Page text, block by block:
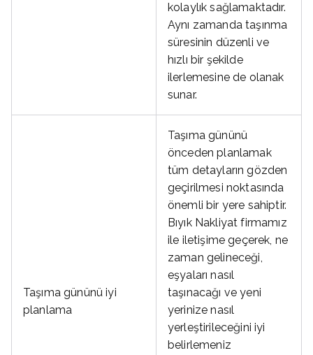
kolaylık sağlamaktadır.
Aynı zamanda taşınma
süresinin düzenli ve
hızlı bir şekilde
ilerlemesine de olanak
sunar.
Taşıma gününü iyi
planlama
Taşıma gününü
önceden planlamak
tüm detayların gözden
geçirilmesi noktasında
önemli bir yere sahiptir.
Bıyık Nakliyat firmamız
ile iletişime geçerek, ne
zaman gelineceği,
eşyaları nasıl
taşınacağı ve yeni
yerinize nasıl
yerleştirileceğini iyi
belirlemeniz